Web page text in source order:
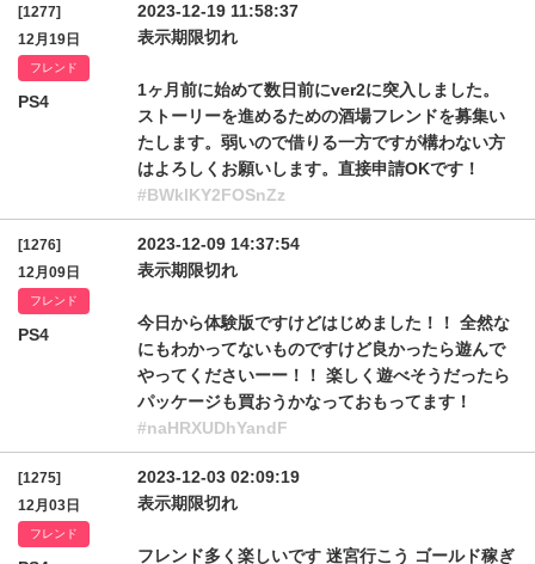
[1277]
12月19日
フレンド
PS4
2023-12-19 11:58:37
表示期限切れ
1ヶ月前に始めて数日前にver2に突入しました。
ストーリーを進めるための酒場フレンドを募集い
たします。弱いので借りる一方ですが構わない方
はよろしくお願いします。直接申請OKです！
#BWklKY2FOSnZz
[1276]
12月09日
フレンド
PS4
2023-12-09 14:37:54
表示期限切れ
今日から体験版ですけどはじめました！！ 全然な
にもわかってないものですけど良かったら遊んで
やってくださいーー！！ 楽しく遊べそうだったら
パッケージも買おうかなっておもってます！
#naHRXUDhYandF
[1275]
12月03日
フレンド
2023-12-03 02:09:19
表示期限切れ
フレンド多く楽しいです 迷宮行こう ゴールド稼ぎ